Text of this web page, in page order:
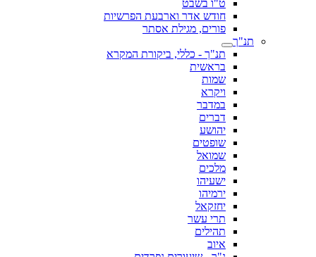
ט"ו בשבט
חודש אדר וארבעת הפרשיות
פורים, מגילת אסתר
תנ"ך
תנ"ך - כללי, ביקורת המקרא
בראשית
שמות
ויקרא
במדבר
דברים
יהושע
שופטים
שמואל
מלכים
ישעיהו
ירמיהו
יחזקאל
תרי עשר
תהילים
איוב